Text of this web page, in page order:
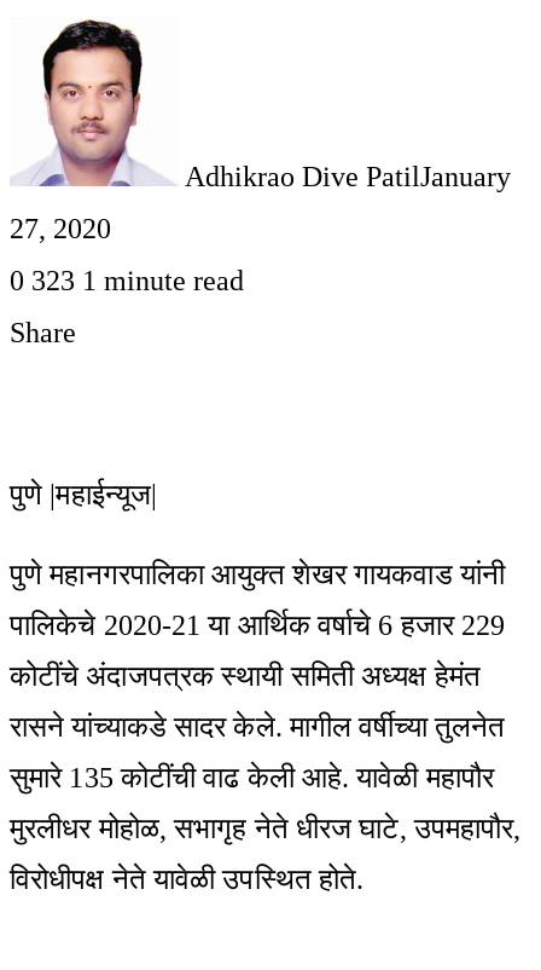
Adhikrao Dive PatilJanuary
27, 2020
0 323 1 minute read
Share
Email
पुणे |महाईन्यूज|
पुणे महानगरपालिका आयुक्त शेखर गायकवाड यांनी
पालिकेचे 2020-21 या आर्थिक वर्षाचे 6 हजार 229
कोटींचे अंदाजपत्रक स्थायी समिती अध्यक्ष हेमंत
रासने यांच्याकडे सादर केले. मागील वर्षीच्या तुलनेत
सुमारे 135 कोटींची वाढ केली आहे. यावेळी महापौर
मुरलीधर मोहोळ, सभागृह नेते धीरज घाटे, उपमहापौर,
विरोधीपक्ष नेते यावेळी उपस्थित होते.